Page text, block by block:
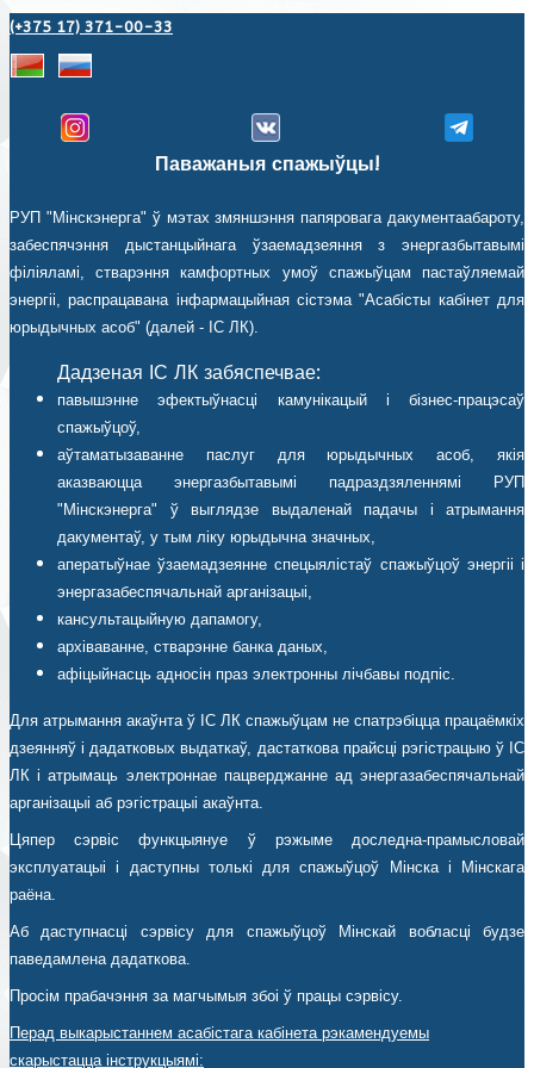
(+375 17) 371-00-33
Паважаныя спажыўцы!
РУП "Мінскэнерга" ў мэтах змяншэння папяровага дакументаабароту,
забеспячэння дыстанцыйнага ўзаемадзеяння з энергазбытавымі
філіяламі, стварэння камфортных умоў спажыўцам пастаўляемай
энергіі, распрацавана інфармацыйная сістэма "Асабісты кабінет для
юрыдычных асоб" (далей - ІС ЛК).
Дадзеная ІС ЛК забяспечвае:
павышэнне эфектыўнасці камунікацый і бізнес-працэсаў
спажыўцоў,
аўтаматызаванне паслуг для юрыдычных асоб, якія
аказваюцца энергазбытавымі падраздзяленнямі РУП
"Мінскэнерга" ў выглядзе выдаленай падачы і атрымання
дакументаў, у тым ліку юрыдычна значных,
аператыўнае ўзаемадзеянне спецыялістаў спажыўцоў энергіі і
энергазабеспячальнай арганізацыі,
кансультацыйную дапамогу,
архіваванне, стварэнне банка даных,
афіцыйнасць адносін праз электронны лічбавы подпіс.
Для атрымання акаўнта ў ІС ЛК спажыўцам не спатрэбіцца працаёмкіх
дзеянняў і дадатковых выдаткаў, дастаткова прайсці рэгістрацыю ў ІС
ЛК і атрымаць электроннае пацверджанне ад энергазабеспячальнай
арганізацыі аб рэгістрацыі акаўнта.
Цяпер сэрвіс функцыянуе ў рэжыме доследна-прамысловай
эксплуатацыі і даступны толькі для спажыўцоў Мінска і Мінскага
раёна.
Аб даступнасці сэрвісу для спажыўцоў Мінскай вобласці будзе
паведамлена дадаткова.
Просім прабачэння за магчымыя збоі ў працы сэрвісу.
Перад выкарыстаннем асабістага кабінета рэкамендуемы
скарыстацца інструкцыямі: